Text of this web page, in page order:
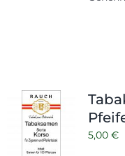
5,00 €